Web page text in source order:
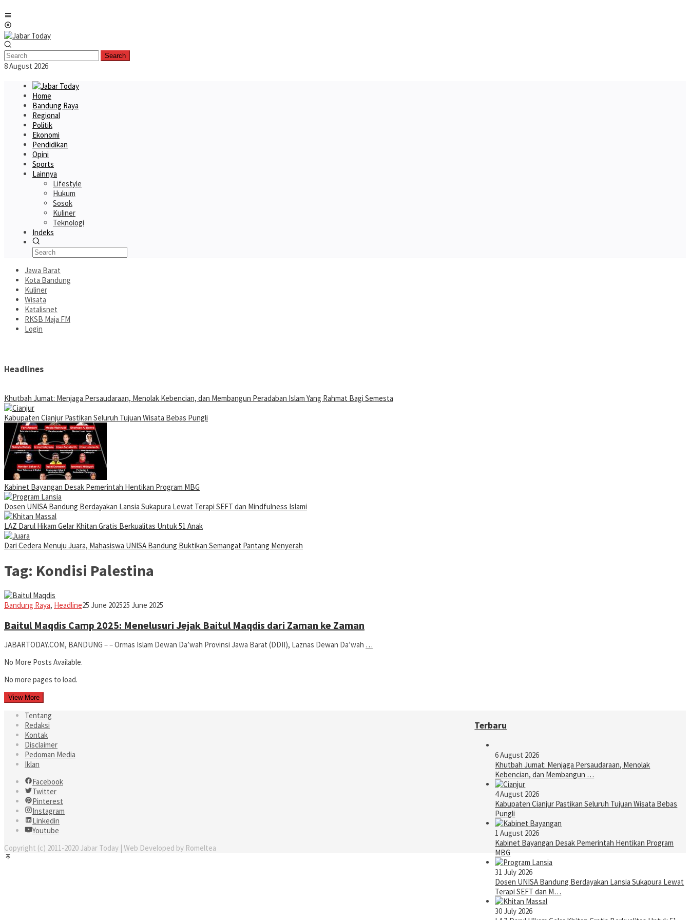
to
content
Search
8 August 2026
Home
Bandung Raya
Regional
Politik
Ekonomi
Pendidikan
Opini
Sports
Lainnya
Lifestyle
Hukum
Sosok
Kuliner
Teknologi
Indeks
Jawa Barat
Kota Bandung
Kuliner
Wisata
Katalisnet
RKSB Maja FM
Login
Headlines
Khutbah Jumat: Menjaga Persaudaraan, Menolak Kebencian, dan Membangun Peradaban Islam Yang Rahmat Bagi Semesta
Kabupaten Cianjur Pastikan Seluruh Tujuan Wisata Bebas Pungli
Kabinet Bayangan Desak Pemerintah Hentikan Program MBG
Dosen UNISA Bandung Berdayakan Lansia Sukapura Lewat Terapi SEFT dan Mindfulness Islami
LAZ Darul Hikam Gelar Khitan Gratis Berkualitas Untuk 51 Anak
Dari Cedera Menuju Juara, Mahasiswa UNISA Bandung Buktikan Semangat Pantang Menyerah
Tag: Kondisi Palestina
Bandung Raya, HeadlineIman
25 June 202525 June 2025
Baitul Maqdis Camp 2025: Menelusuri Jejak Baitul Maqdis dari Zaman ke Zaman
JABARTODAY.COM, BANDUNG – – Ormas Islam Dewan Da’wah Provinsi Jawa Barat (DDII), Laznas Dewan Da’wah …
No More Posts Available.
No more pages to load.
View More
Terbaru
6 August 2026
Khutbah Jumat: Menjaga Persaudaraan, Menolak
Kebencian, dan Membangun …
4 August 2026
Kabupaten Cianjur Pastikan Seluruh Tujuan Wisata Bebas
Pungli
1 August 2026
Kabinet Bayangan Desak Pemerintah Hentikan Program
MBG
31 July 2026
Dosen UNISA Bandung Berdayakan Lansia Sukapura Lewat
Terapi SEFT dan M…
30 July 2026
Tentang
Redaksi
Kontak
Disclaimer
Pedoman Media
Iklan
Facebook
Twitter
Pinterest
Instagram
Linkedin
Youtube
Copyright (c) 2011-2020 Jabar Today | Web Developed by Romeltea